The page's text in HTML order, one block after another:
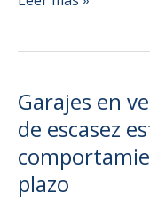
de
jubilación
privada
Garajes en
de escasez
plazo